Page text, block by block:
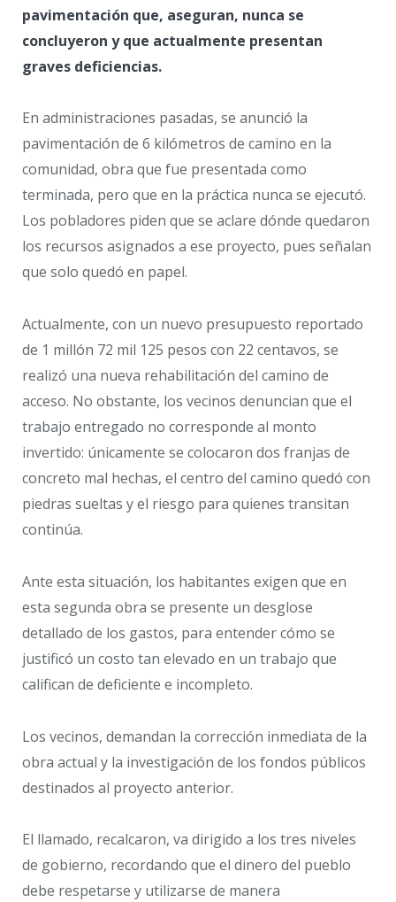
pavimentación que, aseguran, nunca se
concluyeron y que actualmente presentan
graves deficiencias.
En administraciones pasadas, se anunció la
pavimentación de 6 kilómetros de camino en la
comunidad, obra que fue presentada como
terminada, pero que en la práctica nunca se ejecutó.
Los pobladores piden que se aclare dónde quedaron
los recursos asignados a ese proyecto, pues señalan
que solo quedó en papel.
Actualmente, con un nuevo presupuesto reportado
de 1 millón 72 mil 125 pesos con 22 centavos, se
realizó una nueva rehabilitación del camino de
acceso. No obstante, los vecinos denuncian que el
trabajo entregado no corresponde al monto
invertido: únicamente se colocaron dos franjas de
concreto mal hechas, el centro del camino quedó con
piedras sueltas y el riesgo para quienes transitan
continúa.
Ante esta situación, los habitantes exigen que en
esta segunda obra se presente un desglose
detallado de los gastos, para entender cómo se
justificó un costo tan elevado en un trabajo que
califican de deficiente e incompleto.
Los vecinos, demandan la corrección inmediata de la
obra actual y la investigación de los fondos públicos
destinados al proyecto anterior.
El llamado, recalcaron, va dirigido a los tres niveles
de gobierno, recordando que el dinero del pueblo
debe respetarse y utilizarse de manera